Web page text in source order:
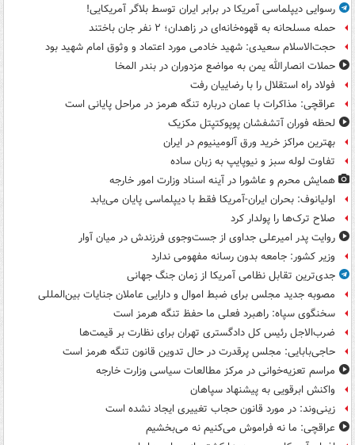
رسوایی دیپلماسی آمریکا در برابر ایران توسط بلاگر آمریکایی!
حمله مسلحانه به قهوه‌خانه‌ای در زاهدان؛ ۲ نفر جان باختند
حجت‌الاسلام سعیدی: شهید خادمی مورد اعتماد و وثوق امام شهید بود
حملات انصارالله یمن به مواضع مزدوران در بندر المخا
فولاد راه استقلال را با رضاییان رفت
عراقچی: مذاکرات با عمان درباره تنگه هرمز در مراحل پایانی است
لحظه فوران آتشفشان پوپوکتپتل مکزیک
بهترین مراکز خرید ورق آلومینیوم در ایران
تفاوت لوله سبز و نیوپایپ به زبان ساده
همایش محرم و عاشورا در آینه اسناد وزارت امور خارجه
اولیانوف: بحران ایران-آمریکا فقط با دیپلماسی پایان می‌یابد
صلاح ترک‌ها را پولدار کرد
روایت پدر امیرعلی جداوی از جست‌وجوی فرزندش در میان آوار
وزیر کشور: جامعه بدون رسانه مفهومی ندارد
جدی‌ترین تقابل نظامی آمریکا از زمان جنگ جهانی
مصوبه جدید مجلس برای ضبط اموال و دارایی عاملان جنایات بین‌المللی
سخنگوی سپاه: راهبرد فعلی ما حفظ تنگه هرمز است
ضرب‌الاجل رئیس کل دادگستری تهران برای نظارت بر قیمت‌ها
حاجی‌بابایی: مجلس پرقدرت در حال تدوین قانون تنگه هرمز است
مراسم تعزیه‌خوانی در مرکز مطالعات سیاسی وزارت خارجه
واکنش ابرقویی به پیشنهاد سپاهان
زینی‌وند: در مورد قانون حجاب تغییری ایجاد نشده است
عراقچی: ما نه فراموش می‌کنیم نه می‌بخشیم